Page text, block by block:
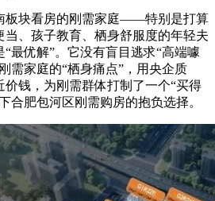
块看房的刚需家庭——特别是打算
当、孩子教育、栖身舒服度的年轻夫
最优解”。它没有盲目逃求“高端噱
需家庭的“栖身痛点”，用央企质
钱，为刚需群体打制了一个“买得
合肥包河区刚需购房的抱负选择。